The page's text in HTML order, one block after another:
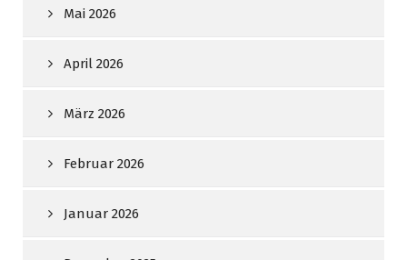
Mai 2026
April 2026
März 2026
Februar 2026
Januar 2026